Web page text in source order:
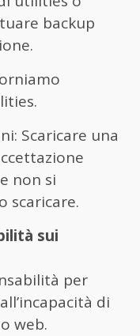
backup
Scaricare una
non si
scaricare.
sui
per
di
web.